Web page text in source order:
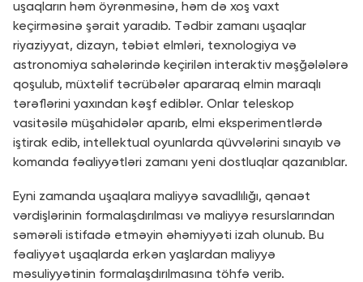
uşaqların həm öyrənməsinə, həm də xoş vaxt
keçirməsinə şərait yaradıb. Tədbir zamanı uşaqlar
riyaziyyat, dizayn, təbiət elmləri, texnologiya və
astronomiya sahələrində keçirilən interaktiv məşğələlərə
qoşulub, müxtəlif təcrübələr apararaq elmin maraqlı
tərəflərini yaxından kəşf ediblər. Onlar teleskop
vasitəsilə müşahidələr aparıb, elmi eksperimentlərdə
iştirak edib, intellektual oyunlarda qüvvələrini sınayıb və
komanda fəaliyyətləri zamanı yeni dostluqlar qazanıblar.
Eyni zamanda uşaqlara maliyyə savadlılığı, qənaət
vərdişlərinin formalaşdırılması və maliyyə resurslarından
səmərəli istifadə etməyin əhəmiyyəti izah olunub. Bu
fəaliyyət uşaqlarda erkən yaşlardan maliyyə
məsuliyyətinin formalaşdırılmasına töhfə verib.